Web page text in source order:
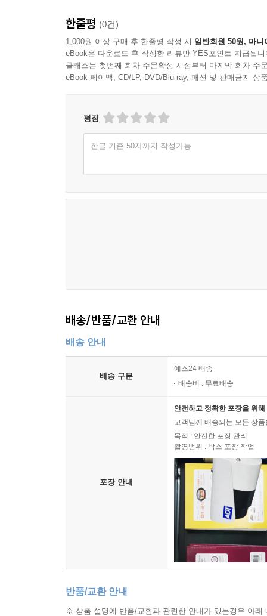
한줄평 (0건)
1,000원 이상 구매 후 한줄평 작성 시 일반회원 50원, 마니
eBook은 다운로드 후 작성한 리뷰만 YES포인트 지급됩니
클래스는 첫번째 회차 주문확정 시점부터 마지막 회차 주
eBook 페이백, CD/LP, DVD/Blu-ray, 패션 및 판매금지 상
평점
한글 기준 50자까지 작성가능
배송/반품/교환 안내
배송 안내
배송 구분
예스24 배송
배송비 : 무료배송
포장 안내
안전하고 정확한 포장을 위
고객님께 배송되는 모든 상
목적 : 안전한 포장 관리
촬영범위 : 박스 포장 작업
반품/교환 안내
※ 상품 설명에 반품/교환과 관련한 안내가 있는경우 아